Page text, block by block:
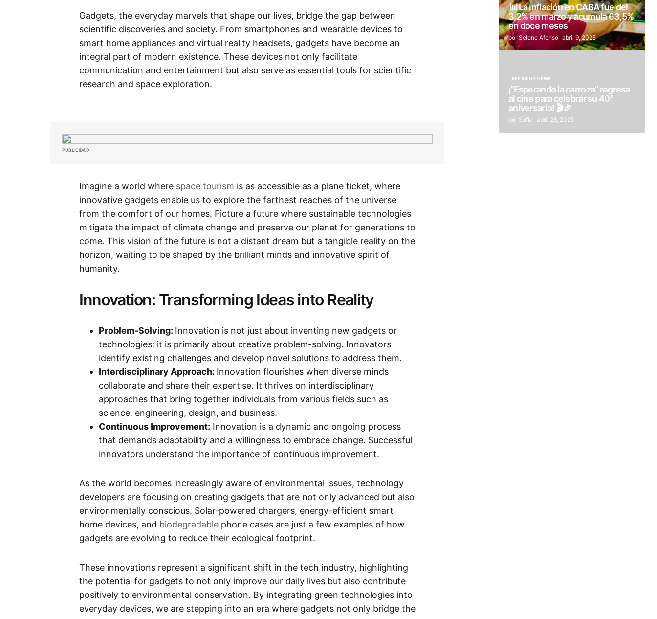
Gadgets, the everyday marvels that shape our lives, bridge the gap between
scientific discoveries and society. From smartphones and wearable devices to
smart home appliances and virtual reality headsets, gadgets have become an
integral part of modern existence. These devices not only facilitate
communication and entertainment but also serve as essential tools for scientific
research and space exploration.
PUBLICIDAD
Imagine a world where space tourism is as accessible as a plane ticket, where
innovative gadgets enable us to explore the farthest reaches of the universe
from the comfort of our homes. Picture a future where sustainable technologies
mitigate the impact of climate change and preserve our planet for generations to
come. This vision of the future is not a distant dream but a tangible reality on the
horizon, waiting to be shaped by the brilliant minds and innovative spirit of
humanity.
Innovation: Transforming Ideas into Reality
Problem-Solving: Innovation is not just about inventing new gadgets or
technologies; it is primarily about creative problem-solving. Innovators
identify existing challenges and develop novel solutions to address them.
Interdisciplinary Approach: Innovation flourishes when diverse minds
collaborate and share their expertise. It thrives on interdisciplinary
approaches that bring together individuals from various fields such as
science, engineering, design, and business.
Continuous Improvement: Innovation is a dynamic and ongoing process
that demands adaptability and a willingness to embrace change. Successful
innovators understand the importance of continuous improvement.
As the world becomes increasingly aware of environmental issues, technology
developers are focusing on creating gadgets that are not only advanced but also
environmentally conscious. Solar-powered chargers, energy-efficient smart
home devices, and biodegradable phone cases are just a few examples of how
gadgets are evolving to reduce their ecological footprint.
These innovations represent a significant shift in the tech industry, highlighting
the potential for gadgets to not only improve our daily lives but also contribute
positively to environmental conservation. By integrating green technologies into
everyday devices, we are stepping into an era where gadgets not only bridge the
📊La inflación en CABA fue del
3,2% en marzo y acumula 63,5%
en doce meses
por Selene Afonso abril 9, 2025
BREAKING NEWS
¡“Esperando la carroza” regresa
al cine para celebrar su 40°
aniversario! 🎬🎉
por Sofía abril 28, 2025